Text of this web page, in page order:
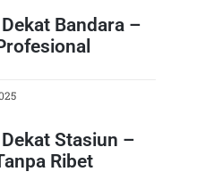
Bandara –
Stasiun –
Ribet